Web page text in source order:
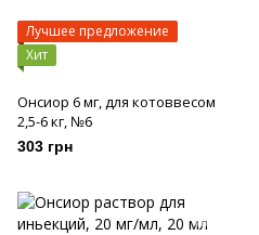
Лучшее предложение
Хит
Онсиор 6 мг, для котоввесом
2,5-6 кг, №6
303 грн